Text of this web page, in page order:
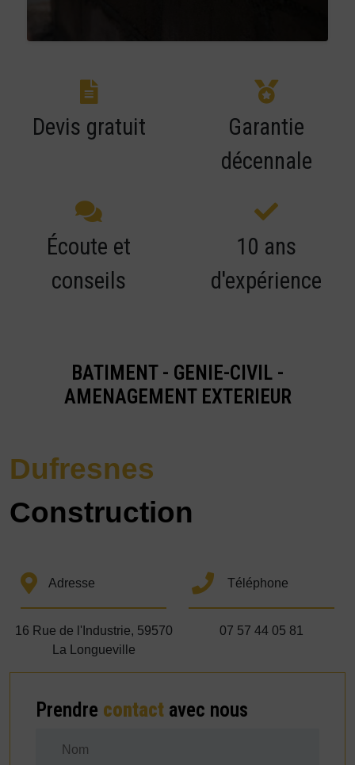
Devis gratuit
Garantie
décennale
Écoute et
conseils
10 ans
d'expérience
BATIMENT - GENIE-CIVIL -
AMENAGEMENT EXTERIEUR
Dufresnes
Construction
Adresse
16 Rue de l'Industrie, 59570
La Longueville
Téléphone
07 57 44 05 81
Prendre contact avec nous